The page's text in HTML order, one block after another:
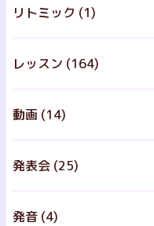
リトミック (1)
レッスン (164)
動画 (14)
発表会 (25)
発音 (4)